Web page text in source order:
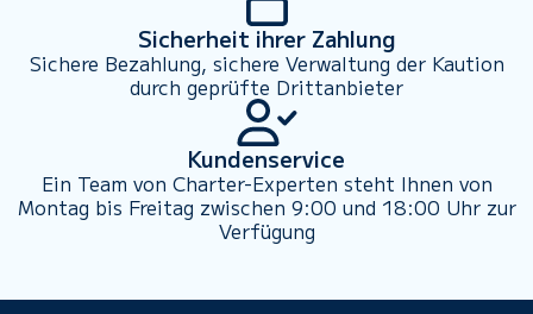
Sicherheit ihrer Zahlung
Sichere Bezahlung, sichere Verwaltung der Kaution
durch geprüfte Drittanbieter
Kundenservice
Ein Team von Charter-Experten steht Ihnen von
Montag bis Freitag zwischen 9:00 und 18:00 Uhr zur
Verfügung